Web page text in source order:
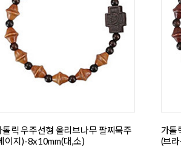
톨릭 우주선형 올리브나무 팔찌묵주
이지)-8x10mm(대,소)
가톨
(브